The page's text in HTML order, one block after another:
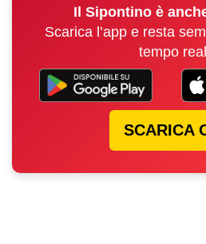
Il Sipontino è
Scarica l’app e resta
tempo
SCARICA